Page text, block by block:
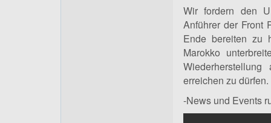
Wir fordern den
Anführer der Front
Ende bereiten zu
Marokko
erreichen zu dürfen.
-News und Events